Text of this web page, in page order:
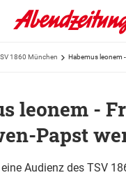
1860 München
leonem -
Papst
Audienz des TSV